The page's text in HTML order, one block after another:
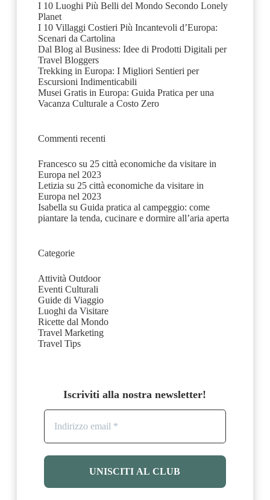
I 10 Luoghi Più Belli del Mondo Secondo Lonely
Planet
I 10 Villaggi Costieri Più Incantevoli d’Europa:
Scenari da Cartolina
Dal Blog al Business: Idee di Prodotti Digitali per
Travel Bloggers
Trekking in Europa: I Migliori Sentieri per
Escursioni Indimenticabili
Musei Gratis in Europa: Guida Pratica per una
Vacanza Culturale a Costo Zero
Commenti recenti
Francescosu 25 città economiche da visitare in
Europa nel 2023
Letizia su 25 città economiche da visitare in
Europa nel 2023
Isabella su Guida pratica al campeggio: come
piantare la tenda, cucinare e dormire all’aria aperta
Categorie
Attività Outdoor
Eventi Culturali
Guide di Viaggio
Luoghi da Visitare
Ricette dal Mondo
Travel Marketing
Travel Tips
Iscriviti alla nostra newsletter!